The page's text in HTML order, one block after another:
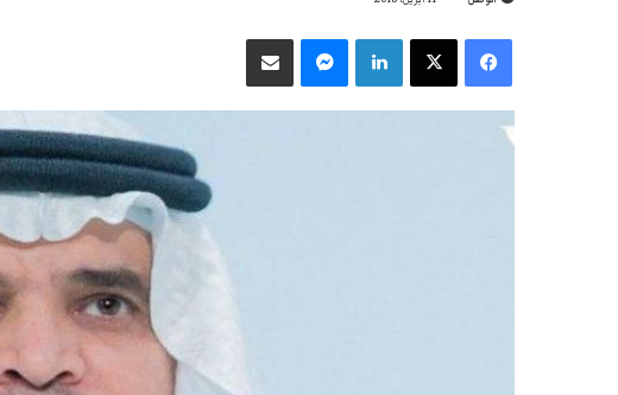
فيسبوك ‫X لينكدإن ماسنجر مشاركة عبر البريد